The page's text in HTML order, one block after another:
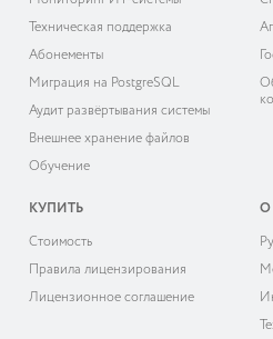
Техническая поддержка
Абонементы
Миграция на PostgreSQL
Аудит развёртывания системы
Внешнее хранение файлов
Обучение
КУПИТЬ
Cтоимость
Правила лицензирования
Лицензионное соглашение
О